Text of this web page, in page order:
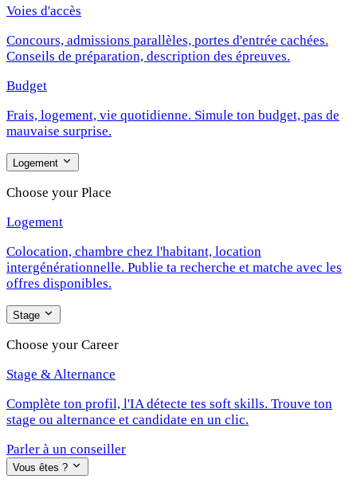
Voies d'accès
Concours, admissions parallèles, portes d'entrée cachées.
Conseils de préparation, description des épreuves.
Budget
Frais, logement, vie quotidienne. Simule ton budget, pas de
mauvaise surprise.
Logement
Choose your Place
Logement
Colocation, chambre chez l'habitant, location
intergénérationnelle. Publie ta recherche et matche avec les
offres disponibles.
Stage
Choose your Career
Stage & Alternance
Complète ton profil, l'IA détecte tes soft skills. Trouve ton
stage ou alternance et candidate en un clic.
Parler à un conseiller
Vous êtes ?